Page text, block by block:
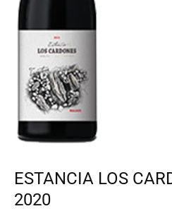
ESTANCIA LOS
2020